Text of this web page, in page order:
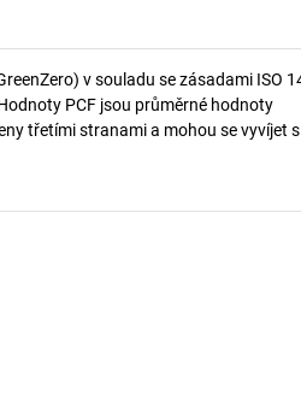
v souladu se zásadami ISO
PCF jsou průměrné hodnoty
třetími stranami a mohou se vyvíjet